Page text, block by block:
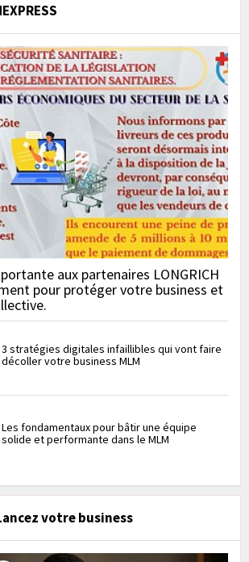
aux partenaires LONGRICH
pour protéger votre business et
3 stratégies digitales infaillibles qui vont faire
décoller votre business MLM
Les fondamentaux pour bâtir une équipe
solide et performante dans le MLM
votre business